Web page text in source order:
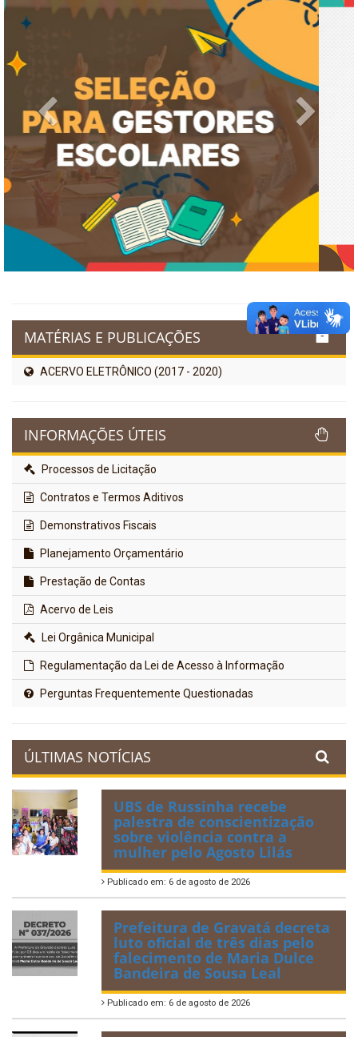
Previous
MATÉRIAS E PUBLICAÇÕES
ACERVO ELETRÔNICO (2017 - 2020)
INFORMAÇÕES ÚTEIS
Processos de Licitação
Contratos e Termos Aditivos
Demonstrativos Fiscais
Planejamento Orçamentário
Prestação de Contas
Acervo de Leis
Lei Orgânica Municipal
Regulamentação da Lei de Acesso à Informação
Perguntas Frequentemente Questionadas
ÚLTIMAS NOTÍCIAS
UBS de Russinha recebe
palestra de conscientização
sobre violência contra a
mulher pelo Agosto Lilás
Publicado em: 6 de agosto de 2026
Prefeitura de Gravatá decreta
luto oficial de três dias pelo
falecimento de Maria Dulce
Bandeira de Sousa Leal
Publicado em: 6 de agosto de 2026